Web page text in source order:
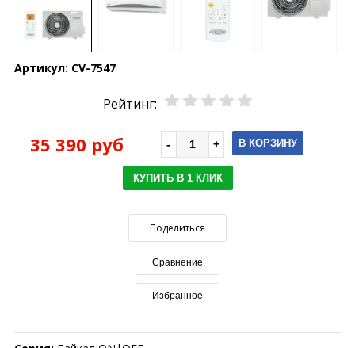
Артикул: CV-7547
Рейтинг:
35 390 руб В КОРЗИНУ
КУПИТЬ В 1 КЛИК
Поделиться
Сравнение
Избранное